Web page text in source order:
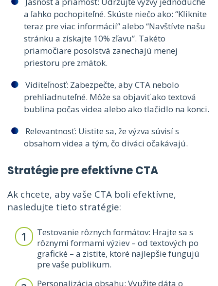
a ľahko pochopiteľné. Skúste niečo ako: “Kliknite
teraz pre viac informácií” alebo “Navštívte našu
stránku a získajte 10% zľavu”. Takéto
priamočiare posolstvá zanechajú menej
priestoru pre zmätok.
Viditeľnosť: Zabezpečte, aby CTA nebolo
prehliadnuteľné. Môže sa objaviť ako textová
bublina počas videa alebo ako tlačidlo na konci.
Relevantnosť: Uistite sa, že výzva súvisí s
obsahom videa a tým, čo diváci očakávajú.
Stratégie pre efektívne CTA
Ak chcete, aby vaše CTA boli efektívne,
nasledujte tieto stratégie:
Testovanie rôznych formátov: Hrajte sa s
rôznymi formami výziev – od textových po
grafické – a zistite, ktoré najlepšie fungujú
pre vaše publikum.
Personalizácia obsahu: Využite dáta o